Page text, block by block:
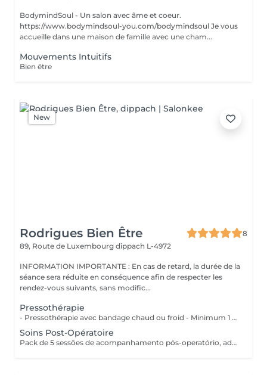
BodymindSoul - Un salon avec âme et coeur.
https://www.bodymindsoul-you.com/bodymindsoul Je vous
accueille dans une maison de famille avec une cham...
Mouvements Intuitifs
Bien être
New
Rodrigues Bien Être
8
89, Route de Luxembourg dippach L-4972
INFORMATION IMPORTANTE : En cas de retard, la durée de la
séance sera réduite en conséquence afin de respecter les
rendez-vous suivants, sans modific...
Pressothérapie
- Pressothérapie avec bandage chaud ou froid - Minimum 1 séance par semaine Bienfaits : - Stimule la circulation sanguine et lymphatique - Réduit la rétention d'eau et les gonflements - Soulage les jambes lourdes et fatiguées - Aide à diminuer l'apparence de la cellulite - Favorise la récupération après une chirurgie esthétique - Améliore le confort despersonnes souffrant de lipdème
Soins Post-Opératoire
Pack de 5 sessões de acompanhamento pós-operatório, adaptadas às necessidades da recuperação. As sessões devem ser realizadas com um intervalo mínimo de 2 dias entre cada uma, para respeitar o processo de cicatrização e otimizar os resultados.